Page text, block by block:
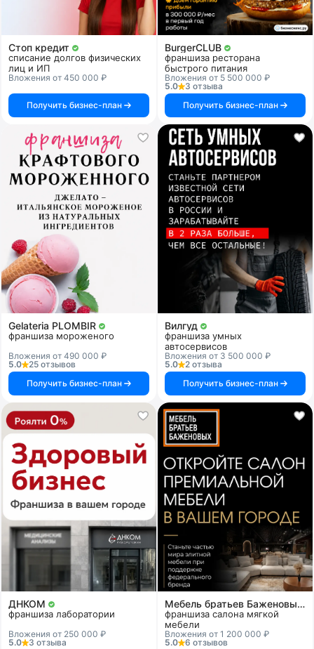
Стоп кредит
списание долгов физических
лиц и ИП
Вложения от 450 000 ₽
Получить бизнес-план
BurgerCLUB
франшиза ресторана
быстрого питания
Вложения от 5 500 000 ₽
5.0
3 отзыва
Получить бизнес-план
Gelateria PLOMBIR
франшиза мороженого
Вложения от 490 000 ₽
5.0
25 отзывов
Получить бизнес-план
Вилгуд
франшиза умных
автосервисов
Вложения от 3 500 000 ₽
5.0
2 отзыва
Получить бизнес-план
ДНКОМ
франшиза лаборатории
Вложения от 250 000 ₽
5.0
3 отзыва
Мебель братьев Баженовых
франшиза салона мягкой
мебели
Вложения от 1 200 000 ₽
5.0
6 отзывов